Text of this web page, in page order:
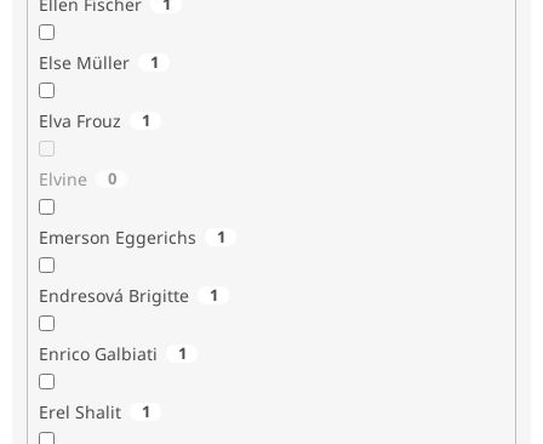
Else Müller 1
Elva Frouz 1
Elvine 0
Emerson Eggerichs 1
Endresová Brigitte 1
Enrico Galbiati 1
Erel Shalit 1